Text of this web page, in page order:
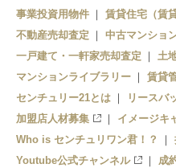
事業投資用物件
賃貸住宅（賃
不動産売却査定
中古マンショ
一戸建て・一軒家売却査定
土
マンションライブラリー
賃貸
センチュリー21とは
リースバ
加盟店人材募集
イメージキ
Who is センチュリワン君！？
Youtube公式チャンネル
成